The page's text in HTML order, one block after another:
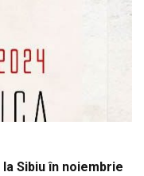
Sibiu în noiembrie